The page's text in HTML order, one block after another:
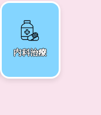
内科治療